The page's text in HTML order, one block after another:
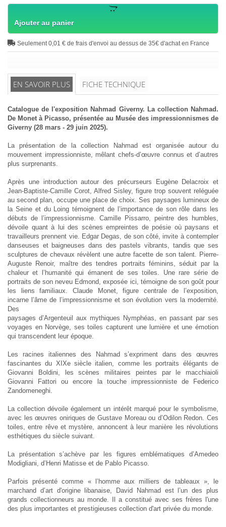
Ajouter au panier
Seulement 0,01 € de frais d'envoi au dessus de 35€ d'achat en France
EN SAVOIR PLUS FICHE TECHNIQUE
Catalogue de l'exposition Nahmad Giverny. La collection Nahmad.
De Monet à Picasso, présentée au Musée des impressionnismes de
Giverny (28 mars - 29 juin 2025).
La présentation de la collection Nahmad est organisée autour du
mouvement impressionniste, mêlant chefs-d’œuvre connus et d’autres
plus surprenants.
Après une introduction autour des précurseurs Eugène Delacroix et
Jean-Baptiste-Camille Corot, Alfred Sisley, figure trop souvent reléguée
au second plan, occupe une place de choix. Ses paysages lumineux de
la Seine et du Loing témoignent de l’importance de son rôle dans les
débuts de l’impressionnisme. Camille Pissarro, peintre des humbles,
dévoile quant à lui des scènes empreintes de poésie où paysans et
travailleurs prennent vie. Edgar Degas, de son côté, invite à contempler
danseuses et baigneuses dans des pastels vibrants, tandis que ses
sculptures de chevaux révèlent une autre facette de son talent. Pierre-
Auguste Renoir, maître des tendres portraits féminins, séduit par la
chaleur et l’humanité qui émanent de ses toiles. Une rare série de
portraits de son neveu Edmond, exposée ici, témoigne de son goût pour
les liens familiaux. Claude Monet, figure centrale de l’exposition,
incarne l’âme de l’impressionnisme et son évolution vers la modernité.
Des
paysages d’Argenteuil aux mythiques Nymphéas, en passant par ses
voyages en Norvège, ses toiles capturent une lumière et une émotion
qui transcendent leur époque.
Les racines italiennes des Nahmad s’expriment dans des œuvres
fascinantes du XIXe siècle italien, comme les portraits élégants de
Giovanni Boldini, les scènes militaires peintes par le macchiaioli
Giovanni Fattori ou encore la touche impressionniste de Federico
Zandomeneghi.
La collection dévoile également un intérêt marqué pour le symbolisme,
avec les œuvres oniriques de Gustave Moreau ou d’Odilon Redon. Ces
toiles, entre rêve et mystère, annoncent à leur manière les révolutions
esthétiques du siècle suivant.
La présentation s’achève par les figures emblématiques d’Amedeo
Modigliani, d’Henri Matisse et de Pablo Picasso.
Parfois présenté comme « l’homme aux milliers de tableaux », le
marchand d’art d'origine libanaise, David Nahmad est l’un des plus
grands collectionneurs au monde. Il a constitué avec ses frères l'une
des plus importantes et prestigieuses collection d'art privée du monde.